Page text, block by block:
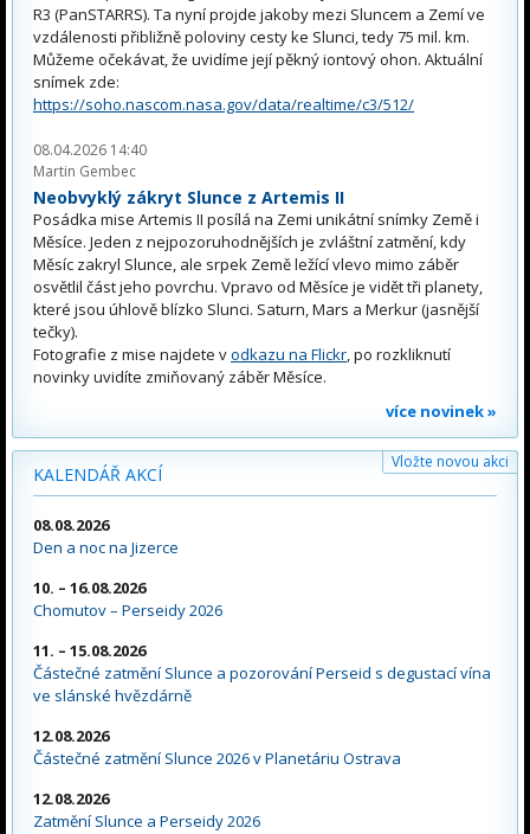
R3 (PanSTARRS). Ta nyní projde jakoby mezi Sluncem a Zemí ve
vzdálenosti přibližně poloviny cesty ke Slunci, tedy 75 mil. km.
Můžeme očekávat, že uvidíme její pěkný iontový ohon. Aktuální
snímek zde:
https://soho.nascom.nasa.gov/data/realtime/c3/512/
08.04.2026 14:40
Martin Gembec
Neobvyklý zákryt Slunce z Artemis II
Posádka mise Artemis II posílá na Zemi unikátní snímky Země i
Měsíce. Jeden z nejpozoruhodnějších je zvláštní zatmění, kdy
Měsíc zakryl Slunce, ale srpek Země ležící vlevo mimo záběr
osvětlil část jeho povrchu. Vpravo od Měsíce je vidět tři planety,
které jsou úhlově blízko Slunci. Saturn, Mars a Merkur (jasnější
tečky).
Fotografie z mise najdete vodkazu na Flickr, po rozkliknutí
novinky uvidíte zmiňovaný záběr Měsíce.
více novinek »
KALENDÁŘ AKCÍ
Vložte novou akci
08.08.2026
Den a noc na Jizerce
10. – 16.08.2026
Chomutov – Perseidy 2026
11. – 15.08.2026
Částečné zatmění Slunce a pozorování Perseid s degustací vína
ve slánské hvězdárně
12.08.2026
Částečné zatmění Slunce 2026 v Planetáriu Ostrava
12.08.2026
Zatmění Slunce a Perseidy 2026